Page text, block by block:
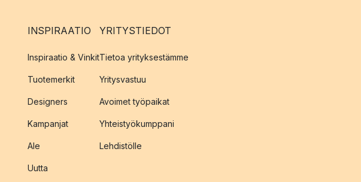
INSPIRAATIO
Inspiraatio & Vinkit
Tuotemerkit
Designers
Kampanjat
Ale
Uutta
YRITYSTIEDOT
Tietoa yrityksestämme
Yritysvastuu
Avoimet työpaikat
Yhteistyökumppani
Lehdistölle